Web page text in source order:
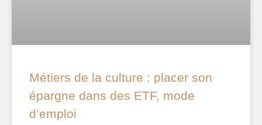
Métiers de la culture : placer son
épargne dans des ETF, mode
d’emploi